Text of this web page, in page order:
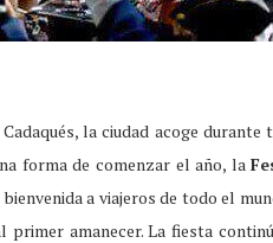
la ciudad acoge
forma de comenzar el año, la
a viajeros de todo el
amanecer. La fiesta